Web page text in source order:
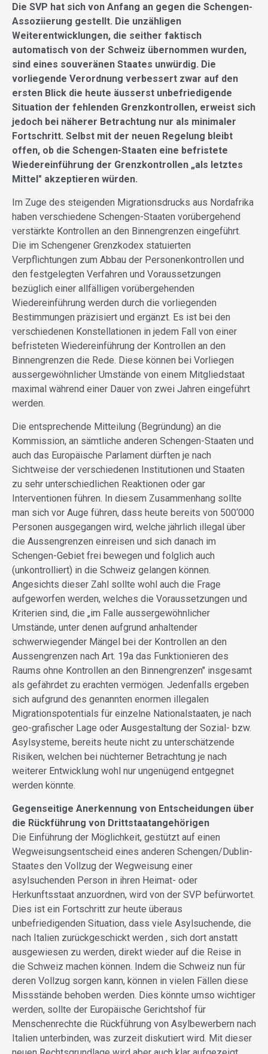
Die SVP hat sich von Anfang an gegen die Schengen-
Assoziierung gestellt. Die unzähligen
Weiterentwicklungen, die seither faktisch
automatisch von der Schweiz übernommen wurden,
sind eines souveränen Staates unwürdig. Die
vorliegende Verordnung verbessert zwar auf den
ersten Blick die heute äusserst unbefriedigende
Situation der fehlenden Grenzkontrollen, erweist sich
jedoch bei näherer Betrachtung nur als minimaler
Fortschritt. Selbst mit der neuen Regelung bleibt
offen, ob die Schengen-Staaten eine befristete
Wiedereinführung der Grenzkontrollen „als letztes
Mittel" akzeptieren würden.
Im Zuge des steigenden Migrationsdrucks aus Nordafrika
haben verschiedene Schengen-Staaten vorübergehend
verstärkte Kontrollen an den Binnengrenzen eingeführt.
Die im Schengener Grenzkodex statuierten
Verpflichtungen zum Abbau der Personenkontrollen und
den festgelegten Verfahren und Voraussetzungen
bezüglich einer allfälligen vorübergehenden
Wiedereinführung werden durch die vorliegenden
Bestimmungen präzisiert und ergänzt. Es ist bei den
verschiedenen Konstellationen in jedem Fall von einer
befristeten Wiedereinführung der Kontrollen an den
Binnengrenzen die Rede. Diese können bei Vorliegen
aussergewöhnlicher Umstände von einem Mitgliedstaat
maximal während einer Dauer von zwei Jahren eingeführt
werden.
Die entsprechende Mitteilung (Begründung) an die
Kommission, an sämtliche anderen Schengen-Staaten und
auch das Europäische Parlament dürften je nach
Sichtweise der verschiedenen Institutionen und Staaten
zu sehr unterschiedlichen Reaktionen oder gar
Interventionen führen. In diesem Zusammenhang sollte
man sich vor Auge führen, dass heute bereits von 500‘000
Personen ausgegangen wird, welche jährlich illegal über
die Aussengrenzen einreisen und sich danach im
Schengen-Gebiet frei bewegen und folglich auch
(unkontrolliert) in die Schweiz gelangen können.
Angesichts dieser Zahl sollte wohl auch die Frage
aufgeworfen werden, welches die Voraussetzungen und
Kriterien sind, die „im Falle aussergewöhnlicher
Umstände, unter denen aufgrund anhaltender
schwerwiegender Mängel bei der Kontrollen an den
Aussengrenzen nach Art. 19a das Funktionieren des
Raums ohne Kontrollen an den Binnengrenzen" insgesamt
als gefährdet zu erachten vermögen. Jedenfalls ergeben
sich aufgrund des genannten enormen illegalen
Migrationspotentials für einzelne Nationalstaaten, je nach
geo-grafischer Lage oder Ausgestaltung der Sozial- bzw.
Asylsysteme, bereits heute nicht zu unterschätzende
Risiken, welchen bei nüchterner Betrachtung je nach
weiterer Entwicklung wohl nur ungenügend entgegnet
werden könnte.
Gegenseitige Anerkennung von Entscheidungen über
die Rückführung von Drittstaatangehörigen
Die Einführung der Möglichkeit, gestützt auf einen
Wegweisungsentscheid eines anderen Schengen/Dublin-
Staates den Vollzug der Wegweisung einer
asylsuchenden Person in ihren Heimat- oder
Herkunftsstaat anzuordnen, wird von der SVP befürwortet.
Dies ist ein Fortschritt zur heute überaus
unbefriedigenden Situation, dass viele Asylsuchende, die
nach Italien zurückgeschickt werden , sich dort anstatt
ausgewiesen zu werden, direkt wieder auf die Reise in
die Schweiz machen können. Indem die Schweiz nun für
deren Vollzug sorgen kann, können in vielen Fällen diese
Missstände behoben werden. Dies könnte umso wichtiger
werden, sollte der Europäische Gerichtshof für
Menschenrechte die Rückführung von Asylbewerbern nach
Italien unterbinden, was zurzeit diskutiert wird. Mit dieser